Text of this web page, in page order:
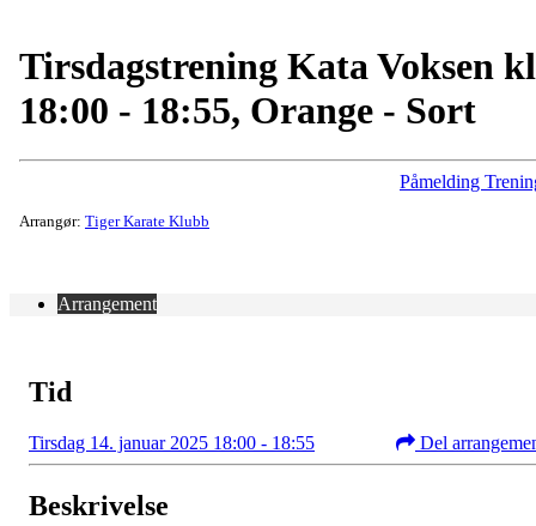
Tirsdagstrening Kata Voksen kl
18:00 - 18:55, Orange - Sort
Arrangør: Tiger Karate Klubb
Påmelding
Arrangement
Tid
Tirsdag 14. januar 2025 18:00 - 18:55 Del
Beskrivelse